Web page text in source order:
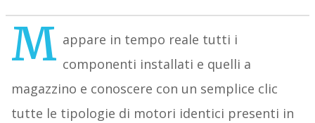
M appare in tempo reale tutti i
componenti installati e quelli a
magazzino e conoscere con un semplice clic
tutte le tipologie di motori identici presenti in